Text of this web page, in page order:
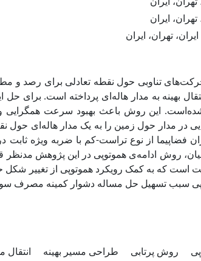
ایران
تهران، ایران
تناوبی حول نقطه تعادلی برای رصد و
بهینه به مدار هاله‌ای پرداخته است. برای حل
شده‌است. این روش باعث بهبود سرعت
از نوع تراست-کم با ضربه ویژه
روش ادامه‌ی هموتوپی در این پژوهش
است که به کمک رویکرد هموتوپی از تغییر
سبب تسهیل حل مساله دشوار کمینه
روش پرتابی طراحی مسیر بهینه
انتقال